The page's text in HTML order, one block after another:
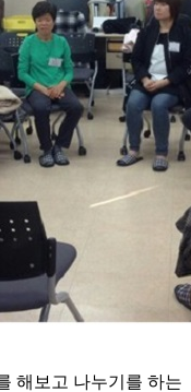
해보고 나누기를 하는